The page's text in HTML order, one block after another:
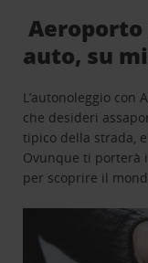
Aeroporto
auto, su
L’autonoleggio con
che desideri
tipico della strada,
Ovunque ti porterà
per scoprire il